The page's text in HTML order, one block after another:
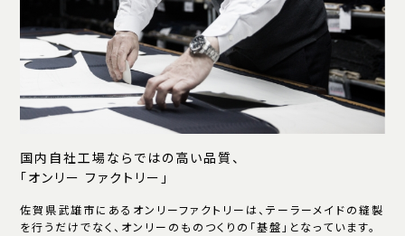
国内自社工場ならではの高い品質、
「オンリー ファクトリー」
佐賀県武雄市にあるオンリーファクトリーは、テーラーメイドの縫製
を行うだけでなく、オンリーのものつくりの「基盤」となっています。